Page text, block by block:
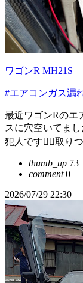
ワゴンR MH21S
#エアコンガス漏
最近ワゴンRのエ
スに穴空いてま
犯人です😮‍💨取り
thumb_up 73
comment0
2026/07/29 22:30